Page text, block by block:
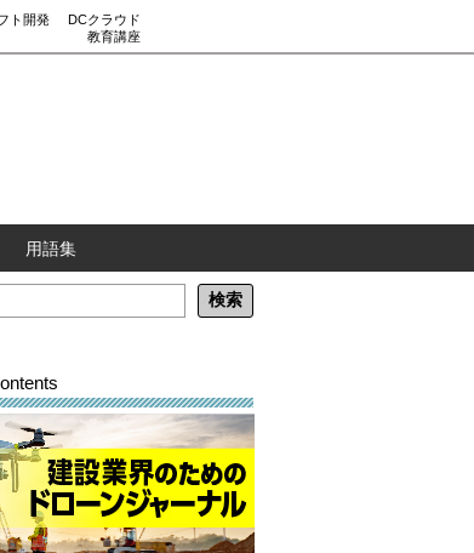
ト開発
DCクラウド
教育講座
用語集